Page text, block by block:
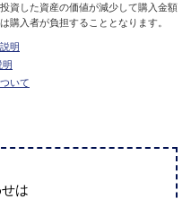
資した資産の価値が減少して購入金額
購入者が負担することとなります。
明
いて
は